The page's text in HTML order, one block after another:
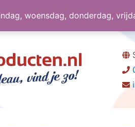
woensdag, donderdag,